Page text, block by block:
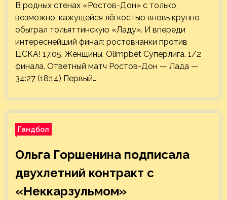
В родных стенах «Ростов-Дон» с только,
возможно, кажущейся лёгкостью вновь крупно
обыграл тольяттинскую «Ладу». И впереди
интереснейший финал: ростовчанки против
ЦСКА! 17.05. Женщины. Olimpbet Суперлига. 1/2
финала. Ответный матч Ростов-Дон — Лада —
34:27 (18:14) Первый…
Гандбол
Ольга Горшенина подписала
двухлетний контракт с
«Неккарзульмом»